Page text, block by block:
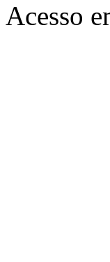
Acesso